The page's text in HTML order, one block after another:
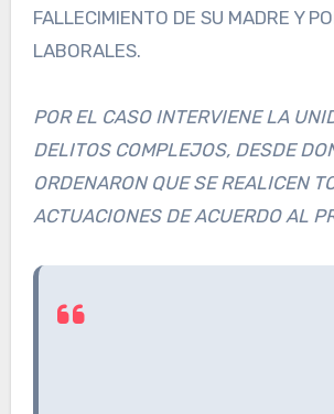
FALLECIMIENTO DE SU MADRE Y
LABORALES.
POR EL CASO INTERVIENE LA
DELITOS COMPLEJOS, DESDE
ORDENARON QUE SE REALICEN
ACTUACIONES DE ACUERDO AL